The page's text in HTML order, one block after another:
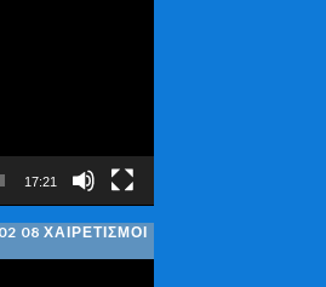
17:21
08 ΧΑΙΡΕΤΙΣΜΟΊ